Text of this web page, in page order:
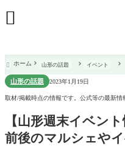

 ホーム 山形の話題 イベント
山形の話題 2023年1月19日
取材/掲載時点の情報です。公式等の最新情
【山形週末イベン
前後のマルシェや